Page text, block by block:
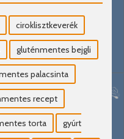
ciroklisztkeverék
gluténmentes bejgli
palacsinta
recept
torta gyúrt